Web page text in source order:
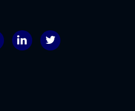
FacebookLinkedInTwitter